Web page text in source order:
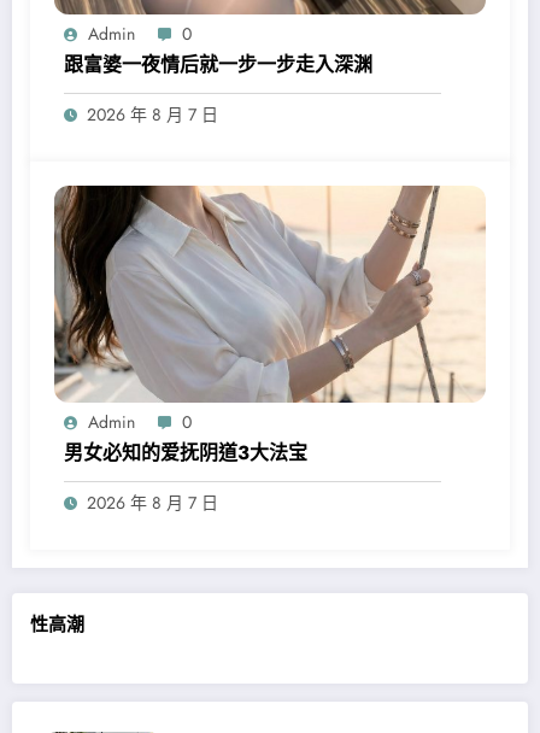
性高潮
Admin 0
跟富婆一夜情后就一步一步走入深渊
2026 年 8 月 7 日
Admin 0
男女必知的爱抚阴道3大法宝
2026 年 8 月 7 日